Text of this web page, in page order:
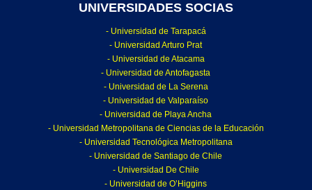
UNIVERSIDADES SOCIAS
- Universidad de Tarapacá
- Universidad Arturo Prat
- Universidad de Atacama
- Universidad de Antofagasta
- Universidad de La Serena
- Universidad de Valparaíso
- Universidad de Playa Ancha
- Universidad Metropolitana de Ciencias de la Educación
- Universidad Tecnológica Metropolitana
- Universidad de Santiago de Chile
- Universidad De Chile
- Universidad de O’Higgins